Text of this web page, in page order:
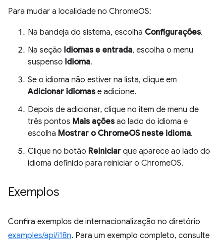
Para mudar a localidade no ChromeOS:
Na bandeja do sistema, escolha Configurações.
Na seção Idiomas e entrada, escolha o menu
suspenso Idioma.
Se o idioma não estiver na lista, clique em
Adicionar idiomase adicione.
Depois de adicionar, clique no item de menu de
três pontos Mais açõesao lado do idioma e
escolha Mostrar o ChromeOS neste idioma.
Clique no botão Reiniciar que aparece ao lado do
idioma definido para reiniciar o ChromeOS.
Exemplos
Confira exemplos de internacionalização no diretório
examples/api/i18n. Para um exemplo completo, consulte